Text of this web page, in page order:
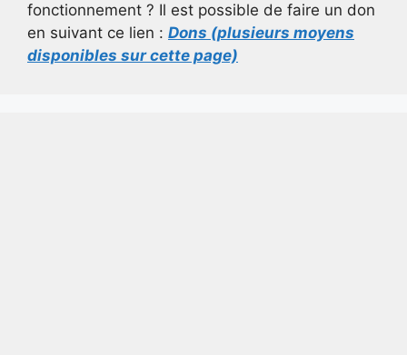
fonctionnement ? Il est possible de faire un don
en suivant ce lien : Dons (plusieurs moyens
disponibles sur cette page)